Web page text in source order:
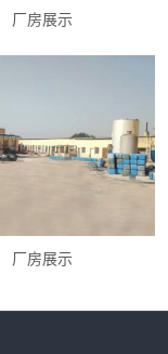
厂房展示
厂房展示